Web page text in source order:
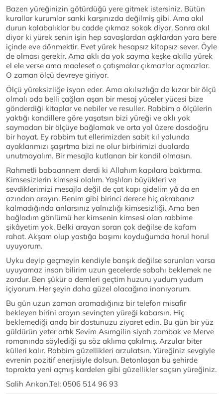
Bazen yüreğinizin götürdüğü yere gitmek istersiniz. Bütün
kurallar kurumlar sanki karşınızda değilmiş gibi. Ama akıl
durun kalabalıklar bu cadde çıkmaz sokak diyor. Sonra akıl
diyor ki yürek senin işin hep savaşlardan aşklardan yara bere
içinde eve dönmektir. Evet yürek hesapsız kitapsız sever. Öyle
de olması gerekir. Ama aklı da yok sayma keşke akılla yürek
el ele verse ama maalesef o çatışmalar çıkmazlar açmazlar.
O zaman ölçü devreye giriyor.
Ölçü yüreksizliğe isyan eder. Ama akılsızlığa da kızar bir ölçü
olmalı oda belli çağları aşan bir mesaj yüceler yücesi bize
gönderdiği kitaplar ve nebiler ve resuller. Rabbim o ölçülerin
yaktığı kandillere göre yaşatsın bizi yüreği ve aklı yok
saymadan bir ölçüye bağlamak ve orta yol üzere dosdoğru
bir hayat. Ey rabbim tut ellerimizden sabit kıl yolunda
ayaklarımızı şaşırtma bizi ne olur birbirimizi dualarda
unutmayalım. Bir mesajla kutlanan bir kandil olmasın.
Rahmetli babaannem derdi ki Allahım kapılara baktırma.
Kimsesizlerin kimsesi olalım. Yaşlıları büyükleri ve
sevdiklerimizi mesajla değil de çat kapı gidelim yâ da en
azından arayın. Benim gibi birinci derece hiç akrabanız
kalmadığında anlarsınız yalnızlığı kimsesizliği. Ama ben
bağladım gönlümü her kimsenin kimsesi olan rabbime
şikâyetim yok. Belki arayan soran çok değilse de kafam
rahat. Akşam olup yastığa başımı koyduğumda horul horul
uyuyorum.
Uyku deyip geçmeyin kendiyle barışık değilse sorunları varsa
uyuyamaz insan bilirim uzun gecelerde sabahı beklemek ne
zordur. Ben şükür o demleri geçtim huzuru yudum yudum
içiyorum. Her şeyin daha güzel olacağına inanıyorum.
Bu gün uzun zaman aramadığınız bir telefon misafir
bekleyen birini arayın sevinçten yüreği kabarsın. Hiç
beklemediği anda bir dostunuzu ziyaret edin. Bu gün bir yüz
güldürün yeter artık Sevim Asımgilin siyah zambak ve Merve
romanında söylediği şu söz aklıma çakılmış. Arzular biter
külleri kalır. Rabbim güzellikleri arzulatsın. Yüreğiniz sevgiyle
evrenin pozitif enerjisiyle dolsun. Betonlaşan bu şehirde
toprakta yeni açmış kardelen gibi güzellikler saçsın yüreğiniz.
Salih Arıkan,Tel: 0506 514 96 93